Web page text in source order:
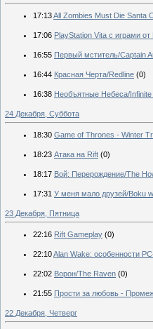
17:13All Zombies Must Die Santa
17:06 PlayStation Vita с играми
16:55 Первый мститель/Captain
16:44 Красная Черта/Redline (0)
16:38 Необъятные Небеса/Infinite
24 Декабря, Суббота
18:30 Game of Thrones - Winter
18:23 Атака на Rift (0)
18:17 Вой: Перерождение/The
17:31 У меня мало друзей/Boku
23 Декабря, Пятница
22:16 Rift Gameplay (0)
22:10Alan Wake: особенности
22:02 Ворон/The Raven (0)
21:55 Прости за любовь -
22 Декабря, Четверг